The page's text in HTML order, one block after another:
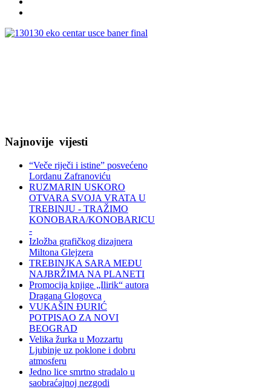
Najnovije vijesti
“Veče riječi i istine” posvećeno
Lordanu Zafranoviću
RUZMARIN USKORO
OTVARA SVOJA VRATA U
TREBINJU - TRAŽIMO
KONOBARA/KONOBARICU
-
Izložba grafičkog dizajnera
Miltona Glejzera
TREBINЈKA SARA MEĐU
NAJBRŽIMA NA PLANETI
Promocija knjige „Ilirik“ autora
Dragana Glogovca
VUKAŠIN ĐURIĆ
POTPISAO ZA NOVI
BEOGRAD
Velika žurka u Mozzartu
Ljubinje uz poklone i dobru
atmosferu
Jedno lice smrtno stradalo u
saobraćajnoj nezgodi